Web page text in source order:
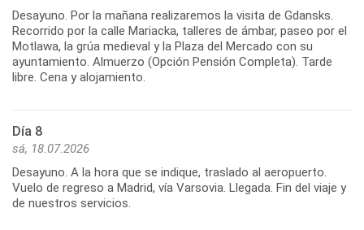
Desayuno. Por la mañana realizaremos la visita de Gdansks.
Recorrido por la calle Mariacka, talleres de ámbar, paseo por el
Motlawa, la grúa medieval y la Plaza del Mercado con su
ayuntamiento. Almuerzo (Opción Pensión Completa). Tarde
libre. Cena y alojamiento.
Día 8
sá, 18.07.2026
Desayuno. A la hora que se indique, traslado al aeropuerto.
Vuelo de regreso a Madrid, vía Varsovia. Llegada. Fin del viaje y
de nuestros servicios.